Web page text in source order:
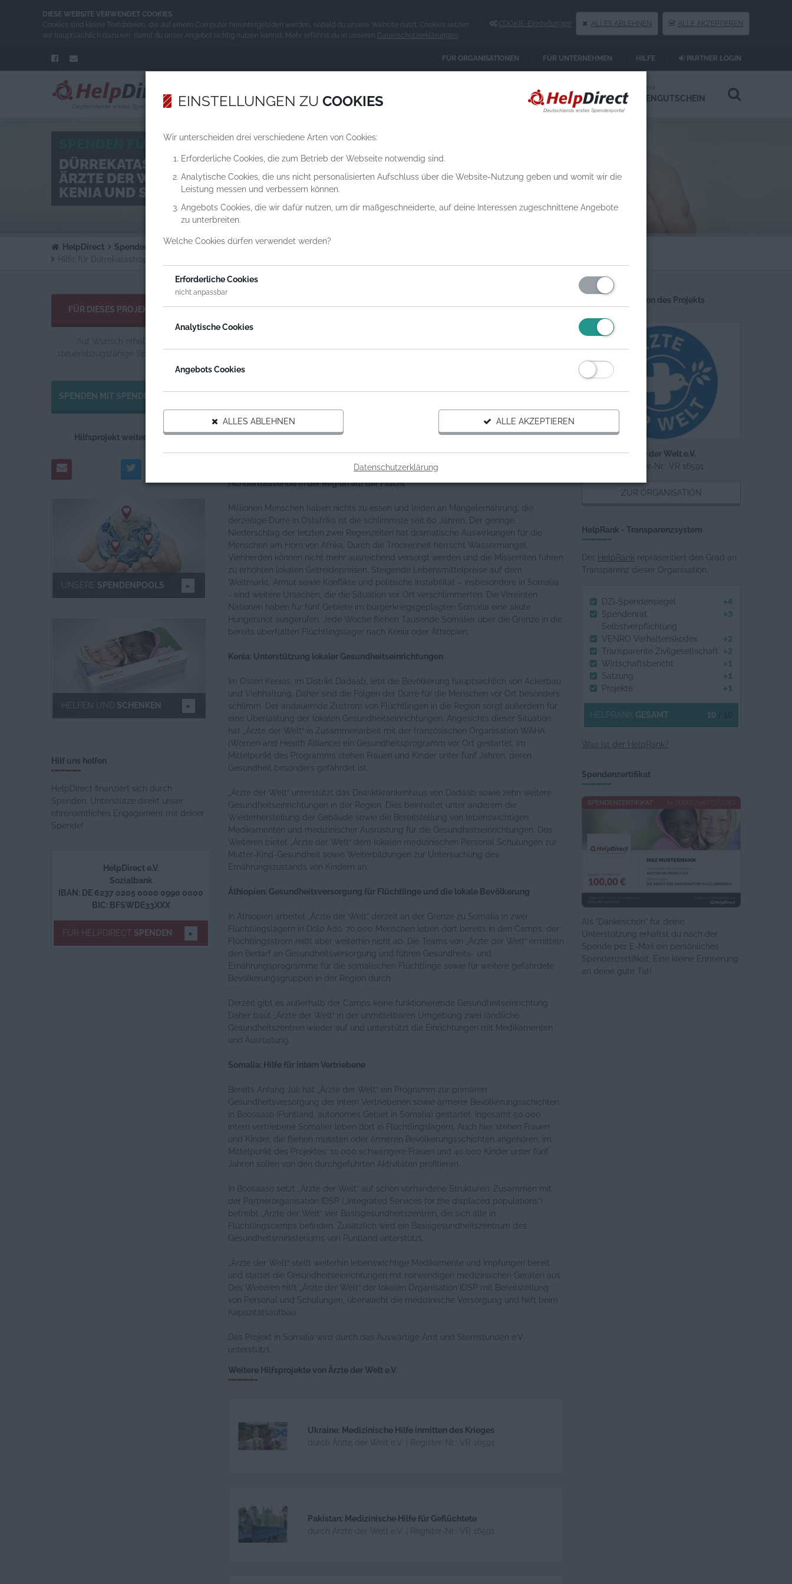
DIESE WEBSITE VERWENDET COOKIES
Cookies sind kleine Textdateien, die auf einem Computer heruntergeladen werden, sobald du unsere Website nutzt. Cookies setzen
wir hauptsächlich dazu ein, damit du unser Angebot richtig nutzen kannst. Mehr erfährst du in unseren Datenschutzerklärungen
COOKIE-Einstellungen ALLES ABLEHNEN ALLE AKZEPTIEREN
FÜR ORGANISATIONEN FÜR UNTERNEHMEN HILFE PARTNER LOGIN
Spenden an
HILFSPROJEKTE SPENDENGUTSCHEIN
SPENDEN FÜR DAS PROJEKT
DÜRREKATASTROPHE OSTAFRIKA:
ÄRZTE DER WELT IN ÄTHIOPIEN,
KENIA UND SOMALIA VOR ORT
HelpDirect
Spenden an Hilfsprojekte
FÜR DIESES PROJEKT SPENDEN
SPENDEN MIT SPENDENGUTSCHEIN
Hilfsprojekt weiterempfehlen
UNSERE SPENDENPOOLS
HELFEN UND SCHENKEN
Hilf uns helfen
HelpDirect finanziert sich durch
Spenden. Unterstütze direkt unser
ehrenamtliches Engagement mit deiner
Spende!
HelpDirect e.V.
Sozialbank
IBAN: DE 6237 0205 0000 0990 0000
BIC: BFSWDE33XXX
FÜR HELPDIRECT SPENDEN
Hunderttausende in der Region auf der Flucht
Millionen Menschen haben nichts zu essen und leiden an Mangelernährung; die
derzeitige Dürre in Ostafrika ist die schlimmste seit 60 Jahren. Der geringe
Niederschlag der letzten zwei Regenzeiten hat dramatische Auswirkungen für die
Menschen am Horn von Afrika: Durch die Trockenheit herrscht Wassermangel,
Viehherden können nicht mehr ausreichend versorgt werden und die Missernten führen
zu erhöhten lokalen Getreidepreisen. Steigende Lebensmittelpreise auf dem
Weltmarkt, Armut sowie Konflikte und politische Instabilität – insbesondere in Somalia
- sind weitere Ursachen, die die Situation vor Ort verschlimmerten. Die Vereinten
Nationen haben für fünf Gebiete im bürgerkriegsgeplagten Somalia eine akute
Hungersnot ausgerufen. Jede Woche fliehen Tausende Somalier über die Grenze in die
bereits überfüllten Flüchtlingslager nach Kenia oder Äthiopien.
Kenia: Unterstützung lokaler Gesundheitseinrichtungen
Im Osten Kenias, im Distrikt Dadaab, lebt die Bevölkerung hauptsächlich von Ackerbau
und Viehhaltung. Daher sind die Folgen der Dürre für die Menschen vor Ort besonders
schlimm. Der andauernde Zustrom von Flüchtlingen in die Region sorgt außerdem für
eine Überlastung der lokalen Gesundheitseinrichtungen. Angesichts dieser Situation
hat „Ärzte der Welt“ in Zusammenarbeit mit der französischen Organisation WAHA
(Women and Health Alliance) ein Gesundheitsprogramm vor Ort gestartet. Im
Mittelpunkt des Programms stehen Frauen und Kinder unter fünf Jahren, deren
Gesundheit besonders gefährdet ist.
„Ärzte der Welt“ unterstützt das Distriktkrankenhaus von Dadaab sowie zehn weitere
Gesundheitseinrichtungen in der Region. Dies beinhaltet unter anderem die
Wiederherstellung der Gebäude sowie die Bereitstellung von lebenswichtigen
Medikamenten und medizinischer Ausrüstung für die Gesundheitseinrichtungen. Des
Weiteren bietet „Ärzte der Welt“ dem lokalen medizinischen Personal Schulungen zur
Mutter-Kind-Gesundheit sowie Weiterbildungen zur Untersuchung des
Ernährungszustands von Kindern an.
Äthiopien: Gesundheitsversorgung für Flüchtlinge und die lokale Bevölkerung
In Äthiopien arbeitet „Ärzte der Welt“ derzeit an der Grenze zu Somalia in zwei
Flüchtlingslagern in Dolo Ado. 70.000 Menschen leben dort bereits in den Camps; der
Flüchtlingsstrom reißt aber weiterhin nicht ab. Die Teams von „Ärzte der Welt“ ermitteln
den Bedarf an Gesundheitsversorgung und führen Gesundheits- und
Ernährungsprogramme für die somalischen Flüchtlinge sowie für weitere gefährdete
Bevölkerungsgruppen in der Region durch.
Derzeit gibt es außerhalb der Camps keine funktionierende Gesundheitseinrichtung.
Daher baut „Ärzte der Welt“ in der unmittelbaren Umgebung zwei ländliche
Gesundheitszentren wieder auf und unterstützt die Einrichtungen mit Medikamenten
und Ausrüstung.
Somalia: Hilfe für intern Vertriebene
Bereits Anfang Juli hat „Ärzte der Welt“ ein Programm zur primären
Gesundheitsversorgung der intern Vertriebenen sowie ärmerer Bevölkerungsschichten
in Boosaaso (Puntland, autonomes Gebiet in Somalia) gestartet. Ingesamt 50.000
intern vertriebene Somalier leben dort in Flüchtlingslagern. Auch hier stehen Frauen
und Kinder, die fliehen mussten oder ärmeren Bevölkerungsschichten angehören, im
Mittelpunkt des Projektes: 10.000 schwangere Frauen und 40.000 Kinder unter fünf
Jahren sollen von den durchgeführten Aktivitäten profitieren.
In Boosaaso setzt „Ärzte der Welt“ auf schon vorhandene Strukturen: Zusammen mit
der Partnerorganisation IDSP („Integrated Services for the displaced populations“)
betreibt „Ärzte der Welt“ vier Basisgesundheitszentren, die sich alle in
Flüchtlingscamps befinden. Zusätzlich wird ein Basisgesundheitszentrum des
Gesundheitsministeriums von Puntland unterstützt.
„Ärzte der Welt“ stellt weiterhin lebenswichtige Medikamente und Impfungen bereit
und stattet die Gesundheitseinrichtungen mit notwendigen medizinischen Geräten aus.
Des Weiteren hilft „Ärzte der Welt“ der lokalen Organisation IDSP mit Bereitstellung
von Personal und Schulungen, überwacht die medizinische Versorgung und hilft beim
Kapazitätsaufbau.
Das Projekt in Somalia wird durch das Auswärtige Amt und Sternstunden e.V.
unterstützt.
Weitere Hilfsprojekte von Ärzte der Welt e.V.
Ukraine: Medizinische Hilfe inmitten des Krieges
durch Ärzte der Welt e.V. | Register-Nr.: VR 16591
Pakistan: Medizinische Hilfe für Geflüchtete
durch Ärzte der Welt e.V. | Register-Nr.: VR 16591
Trägerorganisation des Projekts
Ärzte der Welt e.V.
Register-Nr.: VR 16591
ZUR ORGANISATION
HelpRank - Transparenzsystem
Der HelpRank repräsentiert den Grad an
Transparenz dieser Organisation.
DZI-Spendensiegel +4
Spendenrat
Selbstverpflichtung
+3
VENRO Verhaltenskodex +2
Transparente Zivilgesellschaft +2
Wirtschaftsbericht +1
Satzung +1
Projekte +1
HELPRANK GESAMT 10
Was ist der HelpRank?
Spendenzertifikat
Als "Dankeschön" für deine
Unterstützung erhältst du nach der
Spende per E-Mail ein persönliches
Spendenzertifikat. Eine kleine Erinnerung
an deine gute Tat!
EINSTELLUNGEN ZU COOKIES
Wir unterscheiden drei verschiedene Arten von Cookies:
Erforderliche Cookies, die zum Betrieb der Webseite notwendig sind.
Analytische Cookies, die uns nicht personalisierten Aufschluss über die Website-Nutzung geben und womit wir die
Leistung messen und verbessern können.
Angebots Cookies, die wir dafür nutzen, um dir maßgeschneiderte, auf deine Interessen zugeschnittene Angebote
zu unterbreiten.
Welche Cookies dürfen verwendet werden?
Erforderliche Cookies
nicht anpassbar
Analytische Cookies
Angebots Cookies
ALLES ABLEHNEN ALLE AKZEPTIEREN
Datenschutzerklärung